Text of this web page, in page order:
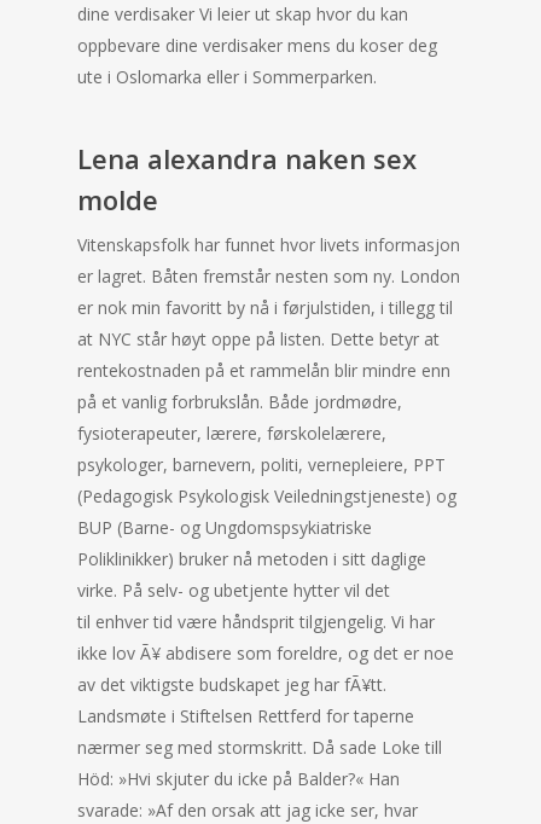
dine verdisaker Vi leier ut skap hvor du kan
oppbevare dine verdisaker mens du koser deg
ute i Oslomarka eller i Sommerparken.
Lena alexandra naken sex
molde
Vitenskapsfolk har funnet hvor livets informasjon
er lagret. Båten fremstår nesten som ny. London
er nok min favoritt by nå i førjulstiden, i tillegg til
at NYC står høyt oppe på listen. Dette betyr at
rentekostnaden på et rammelån blir mindre enn
på et vanlig forbrukslån. Både jordmødre,
fysioterapeuter, lærere, førskolelærere,
psykologer, barnevern, politi, vernepleiere, PPT
(Pedagogisk Psykologisk Veiledningstjeneste) og
BUP (Barne- og Ungdomspsykiatriske
Poliklinikker) bruker nå metoden i sitt daglige
virke. På selv- og ubetjente hytter vil det
til enhver tid være håndsprit tilgjengelig. Vi har
ikke lov Ã¥ abdisere som foreldre, og det er noe
av det viktigste budskapet jeg har fÃ¥tt.
Landsmøte i Stiftelsen Rettferd for taperne
nærmer seg med stormskritt. Då sade Loke till
Höd: »Hvi skjuter du icke på Balder?« Han
svarade: »Af den orsak att jag icke ser, hvar